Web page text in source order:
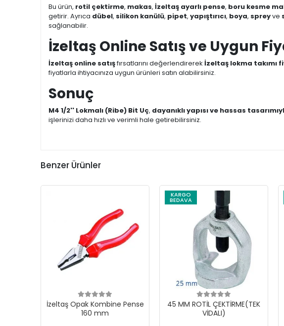
Bu ürün, rotil çektirme, makas, İzeltaş ayarlı pense, boru kesme
getirir. Ayrıca dübel, silikon kanülü, pipet, yapıştırıcı, boya, spreyve
sağlanabilir.
İzeltaş Online Satış ve Uygun
İzeltaş online satışfırsatlarını değerlendirerek İzeltaş lokma takımı
fiyatlarla ihtiyacınıza uygun ürünleri satın alabilirsiniz.
Sonuç
M4 1/2'' Lokmalı (Ribe) Bit Uç, dayanıklı yapısı ve hassas
işlerinizi daha hızlı ve verimli hale getirebilirsiniz.
Benzer Ürünler
İzeltaş Opak Kombine Pense
160 mm
KARGO
BEDAVA
45 MM ROTİL ÇEKTİRME(TEK
VİDALI)